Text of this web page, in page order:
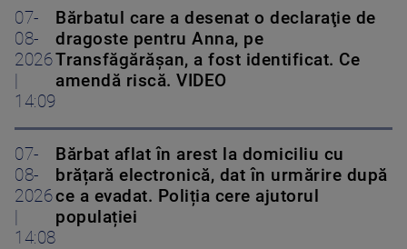
07-
08-
2026
14:09
Bărbatul care a desenat o declaraţie de
dragoste pentru Anna, pe
Transfăgărăşan, a fost identificat. Ce
amendă riscă. VIDEO
07-
08-
2026
14:08
Bărbat aflat în arest la domiciliu cu
brățară electronică, dat în urmărire după
ce a evadat. Poliția cere ajutorul
populației